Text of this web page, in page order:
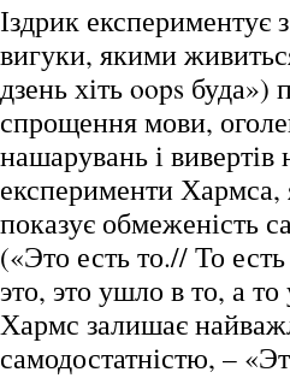
Іздрик
вигуки, якими
дзень хіть oops буда»)
спрощення мови,
нашарувань і
експерименти
показує обмеженість
(«Это есть то.// То
это, это ушло в то, а
Хармс залишає
самодостатністю, –